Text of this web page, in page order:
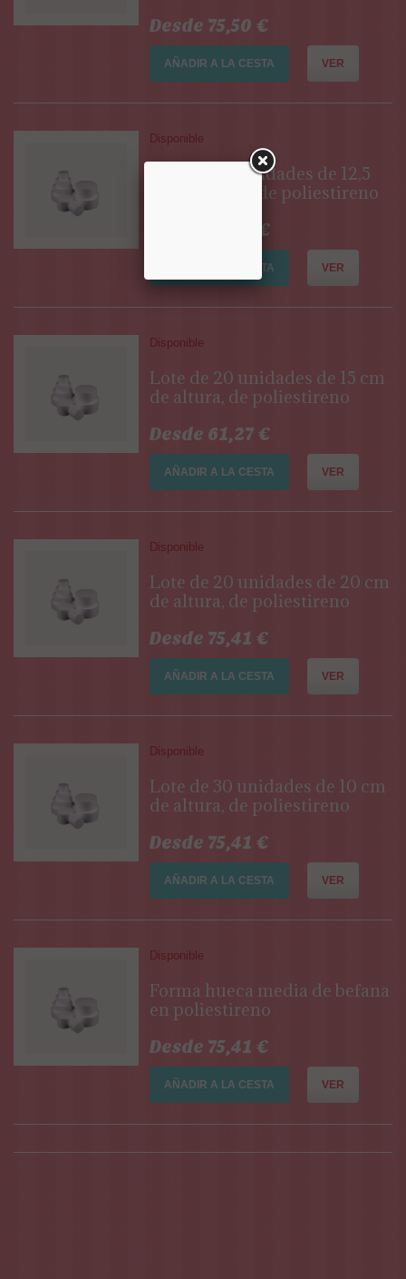
Desde 75,50 €
AÑADIR A LA CESTA VER
Disponible
Lote de 40 unidades de 12,5
cm de altura, de poliestireno
Desde 61,27 €
AÑADIR A LA CESTA VER
Disponible
Lote de 20 unidades de 15 cm
de altura, de poliestireno
Desde 61,27 €
AÑADIR A LA CESTA VER
Disponible
Lote de 20 unidades de 20 cm
de altura, de poliestireno
Desde 75,41 €
AÑADIR A LA CESTA VER
Disponible
Lote de 30 unidades de 10 cm
de altura, de poliestireno
Desde 75,41 €
AÑADIR A LA CESTA VER
Disponible
Forma hueca media de befana
en poliestireno
Desde 75,41 €
AÑADIR A LA CESTA VER